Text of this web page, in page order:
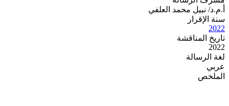
أ.م.د/ نبيل محمد العلفي
سنة الإقرار
2022
تاريخ المناقشة
2022
لغة الرسالة
عربي
الملخص